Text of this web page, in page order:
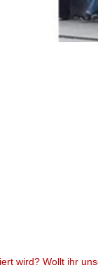
wird? Wollt ihr